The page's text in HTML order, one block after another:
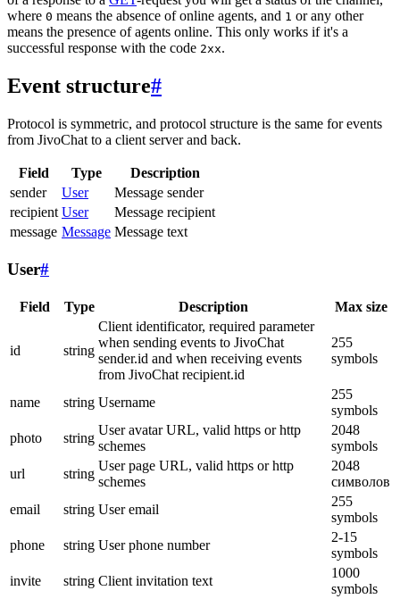
where 0 means the absence of online agents, and 1 or any other
means the presence of agents online. This only works if it's a
successful response with the code 2xx.
Event structure#
Protocol is symmetric, and protocol structure is the same for events
from JivoChat to a client server and back.
Field Type
Description
sender
User
Message sender
recipient User
Message recipient
message Message Message text
User#
Field Type Description Max size
id string
Client identificator, required parameter
when sending events to JivoChat
sender.id and when receiving events
from JivoChat recipient.id
255
symbols
name string Username
255
symbols
photo
string
User avatar URL, valid https or http
schemes
2048
symbols
url
string
User page URL, valid https or http
schemes
2048
символов
email
string User email
255
symbols
phone
string User phone number
2-15
symbols
invite
string Client invitation text
1000
symbols